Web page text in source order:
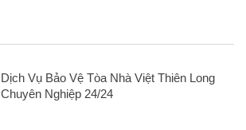
Dịch Vụ Bảo Vệ Tòa Nhà Việt Thiên Long
Chuyên Nghiệp 24/24